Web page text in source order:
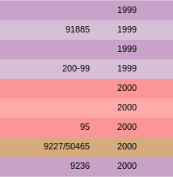
1999
91885 1999
1999
200-99 1999
2000
2000
95 2000
9227/50465 2000
9236 2000